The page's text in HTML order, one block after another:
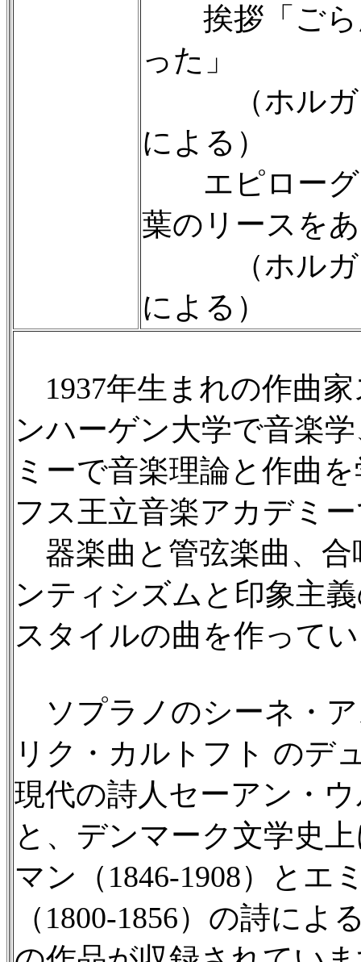
挨拶「ごら
った」
（ホルガー
による）
エピローグ
葉のリースを
（ホルガー
による）
1937年生まれの作曲
ンハーゲン大学で音楽
ミーで音楽理論と作曲
フス王立音楽アカデミ
器楽曲と管弦楽曲、合
ンティシズムと印象主
スタイルの曲を作って
ソプラノのシーネ・
リク・カルトフト のデ
現代の詩人セーアン・
と、デンマーク文学史
マン（1846-1908）とエ
（1800-1856）の詩に